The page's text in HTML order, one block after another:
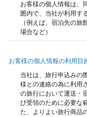
お客様の個人情報は、
囲内で、当社が利用す
（例えば、宿泊先の
場合など）
お客様の個人情報の利用目
当社は、旅行申込みの
様との連絡の為に利用
の旅行において運送・
び受領のために必要な
た、よりよい旅行商品